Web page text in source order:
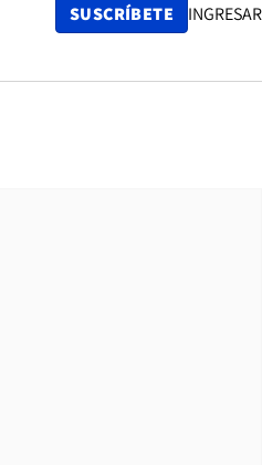
SUSCRÍBETE INGRESAR